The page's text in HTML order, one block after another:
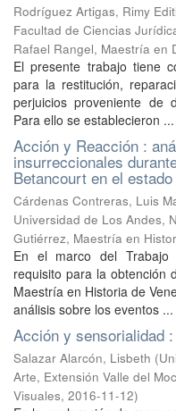
Rodríguez Artigas, Rimy
Facultad de Ciencias
Rafael Rangel, Maestría en
El presente trabajo tiene
para la restitución,
perjuicios proveniente de
Para ello se establecieron ...
Acción y Reacción :
insurreccionales
Betancourt en el
Cárdenas Contreras, Luis
Universidad de Los Andes,
Gutiérrez, Maestría en
En el marco del
requisito para la obtención
Maestría en Historia de
análisis sobre los eventos ...
Acción y sensorialidad
Salazar Alarcón, Lisbeth (
Arte, Extensión Valle del
Visuales, 2016-11-12)